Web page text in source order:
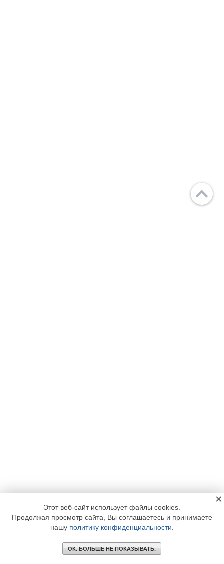
Этот веб-сайт использует файлы cookies.
Продолжая просмотр сайта, Вы соглашаетесь и принимаете
нашу политику конфиденциальности
ОК. БОЛЬШЕ НЕ ПОКАЗЫВАТЬ.
×